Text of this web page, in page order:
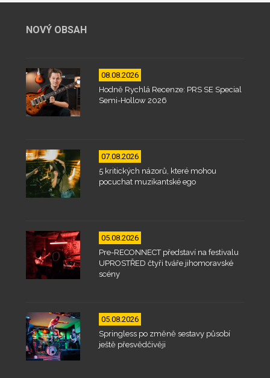
NOVÝ OBSAH
08.08.2026
Hodně Rychlá Recenze: PRS SE Special
Semi-Hollow 2026
07.08.2026
5 kritických názorů, které mohou
pocuchat muzikantské ego
05.08.2026
Pre-RECONNECT představí na festivalu
UPROSTŘED čtyři tváře jihomoravské
scény
05.08.2026
Springless po změně sestavy působí
ještě přesvědčivěji